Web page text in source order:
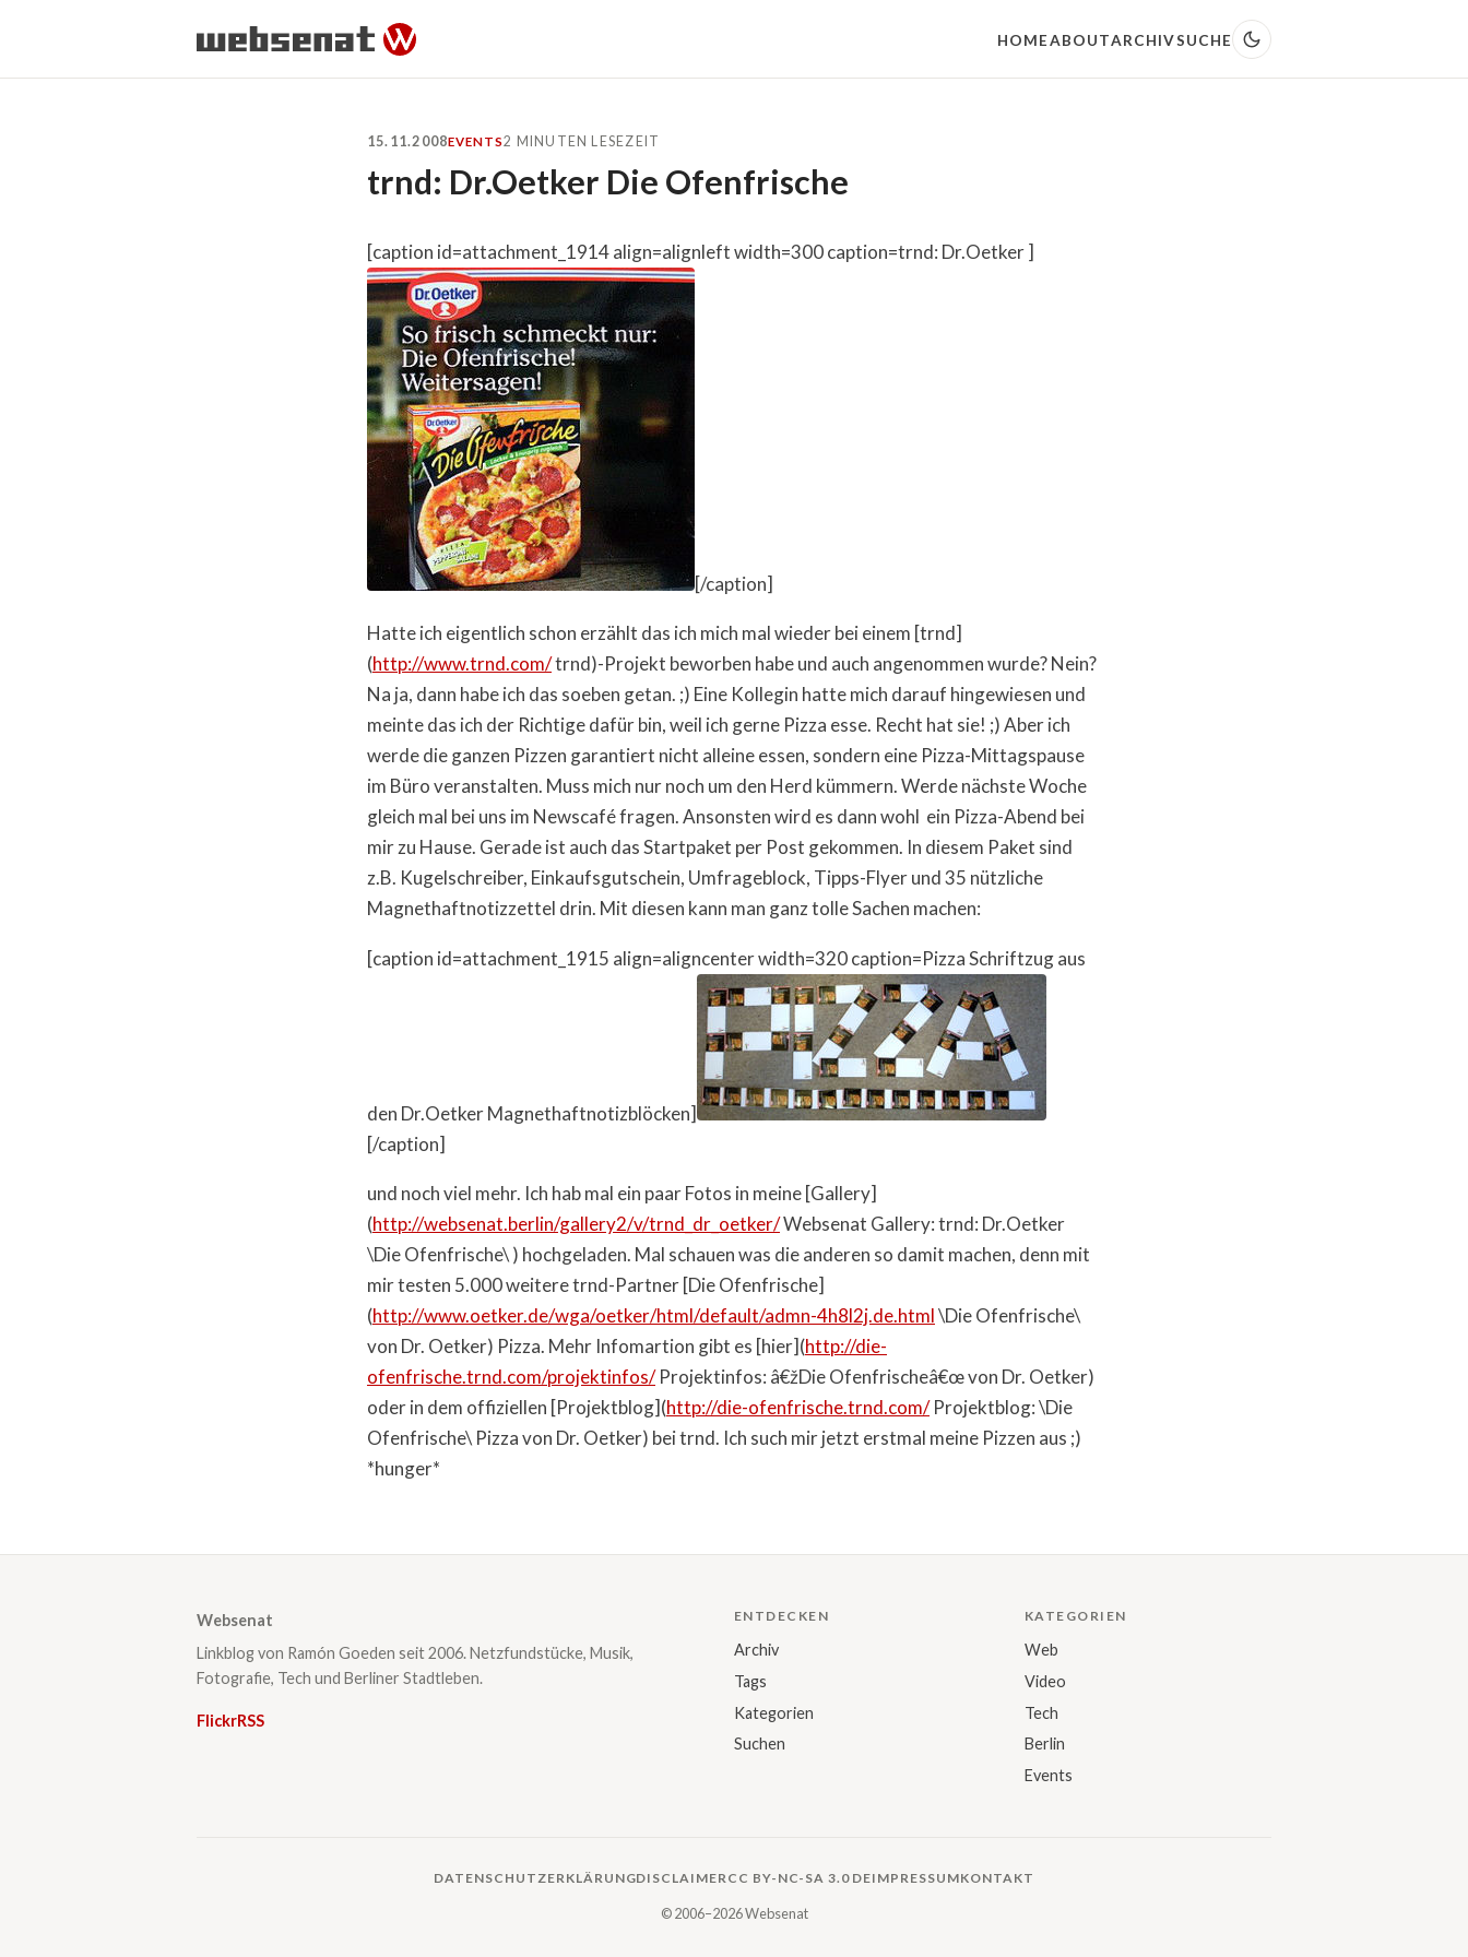
HOMEABOUTARCHIVSUCHE
15.11.2008EVENTS2 MINUTEN LESEZEIT
trnd: Dr.Oetker Die Ofenfrische
[caption id=attachment_1914 align=alignleft width=300 caption=trnd: Dr.Oetker ]
[/caption]
Hatte ich eigentlich schon erzählt das ich mich mal wieder bei einem [trnd]
(http://www.trnd.com/trnd)-Projekt beworben habe und auch angenommen wurde? Nein?
Na ja, dann habe ich das soeben getan. ;) Eine Kollegin hatte mich darauf hingewiesen und
meinte das ich der Richtige dafür bin, weil ich gerne Pizza esse. Recht hat sie! ;) Aber ich
werde die ganzen Pizzen garantiert nicht alleine essen, sondern eine Pizza-Mittagspause
im Büro veranstalten. Muss mich nur noch um den Herd kümmern. Werde nächste Woche
gleich mal bei uns im Newscafé fragen. Ansonsten wird es dann wohl ein Pizza-Abend bei
mir zu Hause. Gerade ist auch das Startpaket per Post gekommen. In diesem Paket sind
z.B. Kugelschreiber, Einkaufsgutschein, Umfrageblock, Tipps-Flyer und 35 nützliche
Magnethaftnotizzettel drin. Mit diesen kann man ganz tolle Sachen machen:
[caption id=attachment_1915 align=aligncenter width=320 caption=Pizza Schriftzug aus
den Dr.Oetker Magnethaftnotizblöcken]
[/caption]
und noch viel mehr. Ich hab mal ein paar Fotos in meine [Gallery]
(http://websenat.berlin/gallery2/v/trnd_dr_oetker/Websenat Gallery: trnd: Dr.Oetker
\Die Ofenfrische\ ) hochgeladen. Mal schauen was die anderen so damit machen, denn mit
mir testen 5.000 weitere trnd-Partner [Die Ofenfrische]
(http://www.oetker.de/wga/oetker/html/default/admn-4h8l2j.de.html\Die Ofenfrische\
von Dr. Oetker) Pizza. Mehr Infomartion gibt es [hier](http://die-
ofenfrische.trnd.com/projektinfos/Projektinfos: â€žDie Ofenfrischeâ€œ von Dr. Oetker)
oder in dem offiziellen [Projektblog](http://die-ofenfrische.trnd.com/Projektblog: \Die
Ofenfrische\ Pizza von Dr. Oetker) bei trnd. Ich such mir jetzt erstmal meine Pizzen aus ;)
*hunger*
Websenat
Linkblog von Ramón Goeden seit 2006. Netzfundstücke, Musik,
Fotografie, Tech und Berliner Stadtleben.
FlickrRSS
ENTDECKEN
Archiv
Tags
Kategorien
Suchen
KATEGORIEN
Web
Video
Tech
Berlin
Events
DATENSCHUTZERKLÄRUNGDISCLAIMERCC BY-NC-SA 3.0 DEIMPRESSUMKONTAKT
© 2006–2026 Websenat